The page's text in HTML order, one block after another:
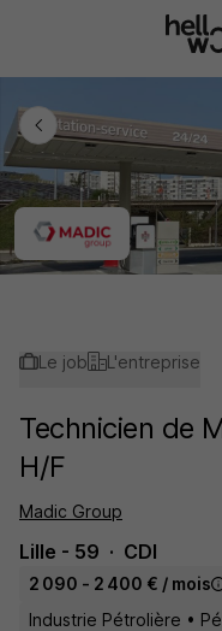
Le job L'entreprise
Technicien de
H/F
Madic Group
Lille - 59 CDI
2 090 - 2 400 € / mois
Industrie Pétrolière •